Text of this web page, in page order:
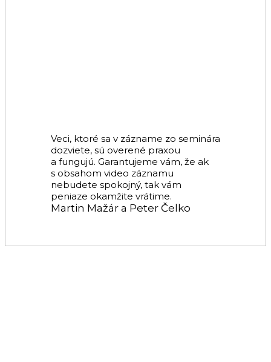
Veci, ktoré sa v zázname zo seminára
dozviete, sú overené praxou
a fungujú. Garantujeme vám, že ak
s obsahom video záznamu
nebudete spokojný, tak vám
peniaze okamžite vrátime.
Martin Mažár a Peter Čelko